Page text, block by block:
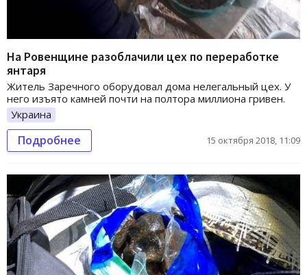
На Ровенщине разоблачили цех по переработке
янтаря
Житель Заречного оборудовал дома нелегальный цех. У
него изъято камней почти на полтора миллиона гривен.
Украина
Подробнее 15 октября 2018, 11:09